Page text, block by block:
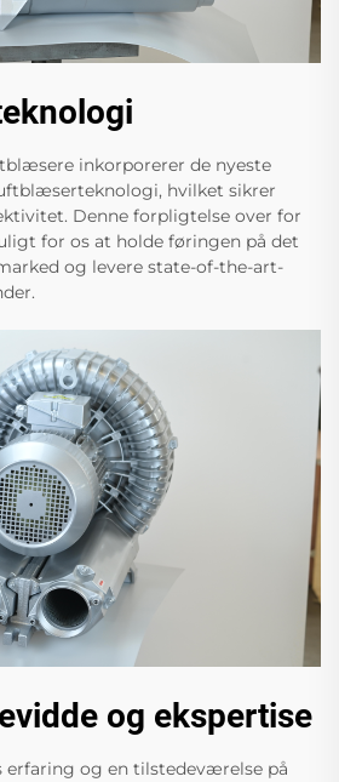
inkorporerer de nyeste
hvilket sikrer
Denne forpligtelse over for
for os at holde føringen på det
og levere state-of-the-art-
og ekspertise
og en tilstedeværelse på